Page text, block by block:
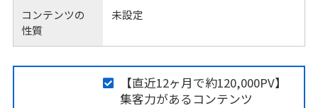
コンテンツの
性質
未設定
【直近12ヶ月で約120,000PV】
集客力があるコンテンツ